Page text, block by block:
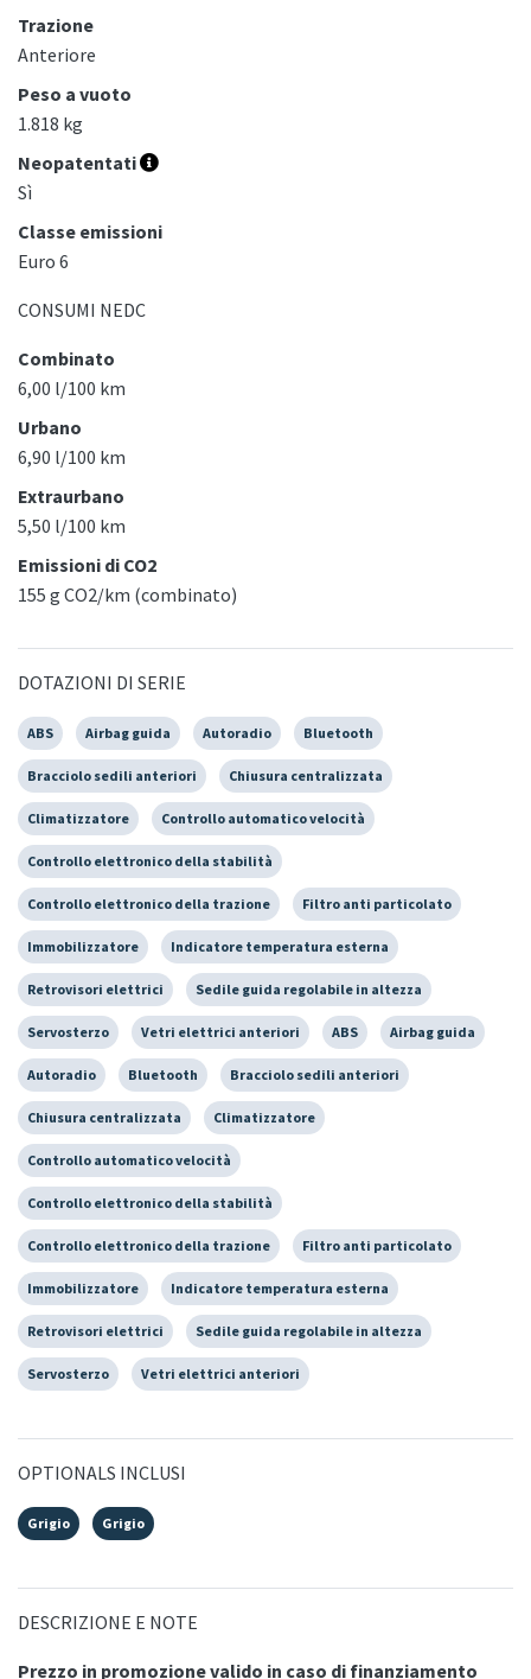
Trazione
Anteriore
Peso a vuoto
1.818 kg
Neopatentati
Sì
Classe emissioni
Euro 6
CONSUMI NEDC
Combinato
6,00 l/100 km
Urbano
6,90 l/100 km
Extraurbano
5,50 l/100 km
Emissioni di CO2
155 g CO2/km (combinato)
DOTAZIONI DI SERIE
ABS Airbag guida Autoradio Bluetooth
Bracciolo sedili anteriori Chiusura centralizzata
Climatizzatore Controllo automatico velocità
Controllo elettronico della stabilità
Controllo elettronico della trazione Filtro anti particolato
Immobilizzatore Indicatore temperatura esterna
Retrovisori elettrici Sedile guida regolabile in altezza
Servosterzo Vetri elettrici anteriori ABS Airbag guida
Autoradio Bluetooth Bracciolo sedili anteriori
Chiusura centralizzata Climatizzatore
Controllo automatico velocità
Controllo elettronico della stabilità
Controllo elettronico della trazione Filtro anti particolato
Immobilizzatore Indicatore temperatura esterna
Retrovisori elettrici Sedile guida regolabile in altezza
Servosterzo Vetri elettrici anteriori
OPTIONALS INCLUSI
Grigio Grigio
DESCRIZIONE E NOTE
Prezzo in promozione valido in caso di finanziamento